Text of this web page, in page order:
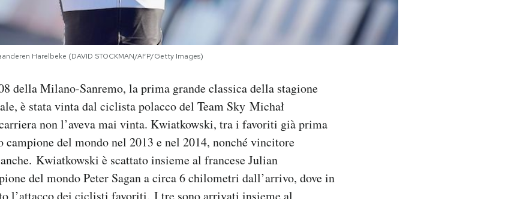
Harelbeke (DAVID STOCKMAN/AFP/Getty Images)
della Milano-Sanremo, la prima grande classica della stagione
è stata vinta dal ciclista polacco del Team Sky Michał
non l’aveva mai vinta. Kwiatkowski, tra i favoriti già prima
campione del mondo nel 2013 e nel 2014, nonché vincitore
Kwiatkowski è scattato insieme al francese Julian
del mondo Peter Sagan a circa 6 chilometri dall’arrivo, dove in